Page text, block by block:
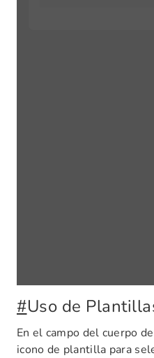
#Uso de
En el campo del cuerpo
icono de plantilla para